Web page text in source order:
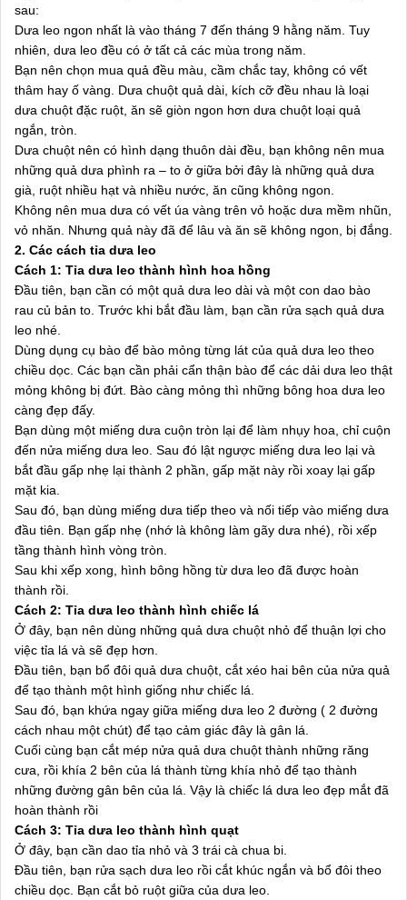
sau:
Dưa leo ngon nhất là vào tháng 7 đến tháng 9 hằng năm. Tuy
nhiên, dưa leo đều có ở tất cả các mùa trong năm.
Bạn nên chọn mua quả đều màu, cầm chắc tay, không có vết
thâm hay ố vàng. Dưa chuột quả dài, kích cỡ đều nhau là loại
dưa chuột đặc ruột, ăn sẽ giòn ngon hơn dưa chuột loại quả
ngắn, tròn.
Dưa chuột nên có hình dạng thuôn dài đều, bạn không nên mua
những quả dưa phình ra – to ở giữa bởi đây là những quả dưa
già, ruột nhiều hạt và nhiều nước, ăn cũng không ngon.
Không nên mua dưa có vết úa vàng trên vỏ hoặc dưa mềm nhũn,
vỏ nhăn. Nhưng quả này đã để lâu và ăn sẽ không ngon, bị đắng.
2. Các cách tỉa dưa leo
Cách 1: Tỉa dưa leo thành hình hoa hồng
Đầu tiên, bạn cần có một quả dưa leo dài và một con dao bào
rau củ bản to. Trước khi bắt đầu làm, bạn cần rửa sạch quả dưa
leo nhé.
Dùng dụng cụ bào để bào mỏng từng lát của quả dưa leo theo
chiều dọc. Các bạn cần phải cẩn thận bào để các dải dưa leo thật
mỏng không bị đứt. Bào càng mỏng thì những bông hoa dưa leo
càng đẹp đấy.
Bạn dùng một miếng dưa cuộn tròn lại để làm nhụy hoa, chỉ cuộn
đến nửa miếng dưa leo. Sau đó lật ngược miếng dưa leo lại và
bắt đầu gấp nhẹ lại thành 2 phần, gấp mặt này rồi xoay lại gấp
mặt kia.
Sau đó, bạn dùng miếng dưa tiếp theo và nối tiếp vào miếng dưa
đầu tiên. Bạn gấp nhẹ (nhớ là không làm gãy dưa nhé), rồi xếp
tầng thành hình vòng tròn.
Sau khi xếp xong, hình bông hồng từ dưa leo đã được hoàn
thành rồi.
Cách 2: Tỉa dưa leo thành hình chiếc lá
Ở đây, bạn nên dùng những quả dưa chuột nhỏ để thuận lợi cho
việc tỉa lá và sẽ đẹp hơn.
Đầu tiên, bạn bổ đôi quả dưa chuột, cắt xéo hai bên của nửa quả
để tạo thành một hình giống như chiếc lá.
Sau đó, bạn khứa ngay giữa miếng dưa leo 2 đường ( 2 đường
cách nhau một chút) để tạo cảm giác đây là gân lá.
Cuối cùng bạn cắt mép nửa quả dưa chuột thành những răng
cưa, rồi khía 2 bên của lá thành từng khía nhỏ để tạo thành
những đường gân bên của lá. Vậy là chiếc lá dưa leo đẹp mắt đã
hoàn thành rồi
Cách 3: Tỉa dưa leo thành hình quạt
Ở đây, bạn cần dao tỉa nhỏ và 3 trái cà chua bi.
Đầu tiên, bạn rửa sạch dưa leo rồi cắt khúc ngắn và bổ đôi theo
chiều dọc. Bạn cắt bỏ ruột giữa của dưa leo.